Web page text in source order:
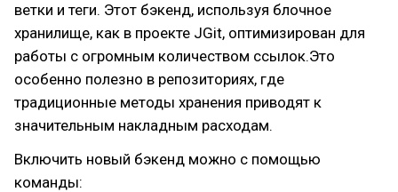
ветки и теги. Этот бэкенд, используя блочное
хранилище, как в проекте JGit, оптимизирован для
работы с огромным количеством ссылок.Это
особенно полезно в репозиториях, где
традиционные методы хранения приводят к
значительным накладным расходам.
Включить новый бэкенд можно с помощью
команды: